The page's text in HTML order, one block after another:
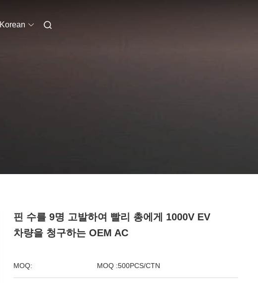
Korean
핀 수를 9명 고발하여 빨리 총에게 1000V EV
차량을 청구하는 OEM AC
MOQ: MOQ :500PCS/CTN